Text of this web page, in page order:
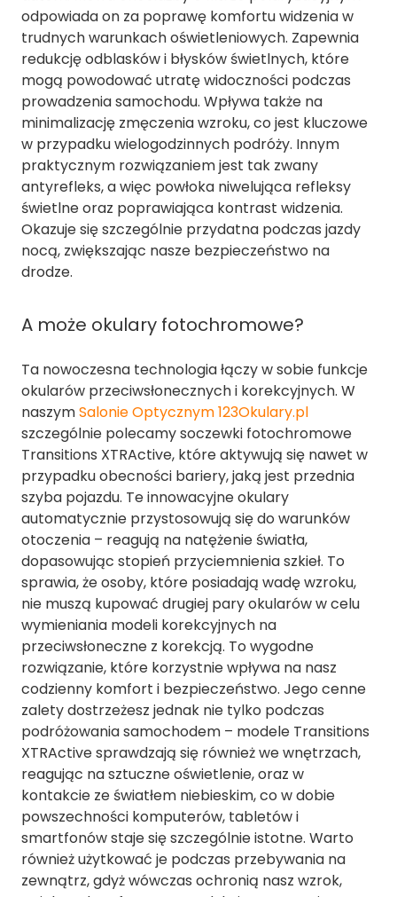
odpowiada on za poprawę komfortu widzenia w
trudnych warunkach oświetleniowych. Zapewnia
redukcję odblasków i błysków świetlnych, które
mogą powodować utratę widoczności podczas
prowadzenia samochodu. Wpływa także na
minimalizację zmęczenia wzroku, co jest kluczowe
w przypadku wielogodzinnych podróży. Innym
praktycznym rozwiązaniem jest tak zwany
antyrefleks, a więc powłoka niwelująca refleksy
świetlne oraz poprawiająca kontrast widzenia.
Okazuje się szczególnie przydatna podczas jazdy
nocą, zwiększając nasze bezpieczeństwo na
drodze.
A może okulary fotochromowe?
Ta nowoczesna technologia łączy w sobie funkcje
okularów przeciwsłonecznych i korekcyjnych. W
naszymSalonie Optycznym 123Okulary.pl
szczególnie polecamy soczewki fotochromowe
Transitions XTRActive, które aktywują się nawet w
przypadku obecności bariery, jaką jest przednia
szyba pojazdu. Te innowacyjne okulary
automatycznie przystosowują się do warunków
otoczenia – reagują na natężenie światła,
dopasowując stopień przyciemnienia szkieł. To
sprawia, że osoby, które posiadają wadę wzroku,
nie muszą kupować drugiej pary okularów w celu
wymieniania modeli korekcyjnych na
przeciwsłoneczne z korekcją. To wygodne
rozwiązanie, które korzystnie wpływa na nasz
codzienny komfort i bezpieczeństwo. Jego cenne
zalety dostrzeżesz jednak nie tylko podczas
podróżowania samochodem – modele Transitions
XTRActive sprawdzają się również we wnętrzach,
reagując na sztuczne oświetlenie, oraz w
kontakcie ze światłem niebieskim, co w dobie
powszechności komputerów, tabletów i
smartfonów staje się szczególnie istotne. Warto
również użytkować je podczas przebywania na
zewnątrz, gdyż wówczas ochronią nasz wzrok,